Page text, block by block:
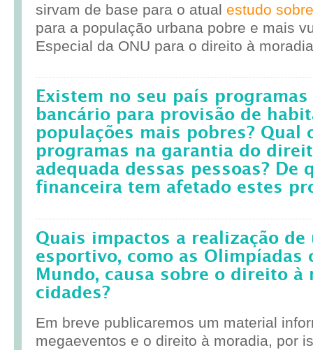
sirvam de base para o atual estudo
para a população urbana pobre e mais
Especial da ONU para o direito à
Existem no seu país
bancário para provisão de
populações mais pobres? Qual
programas na garantia do
adequada dessas pessoas? De
financeira tem afetado estes
Quais impactos a realização de
esportivo, como as Olimpíadas
Mundo, causa sobre o direito à
cidades?
Em breve publicaremos um material
megaeventos e o direito à moradia, por